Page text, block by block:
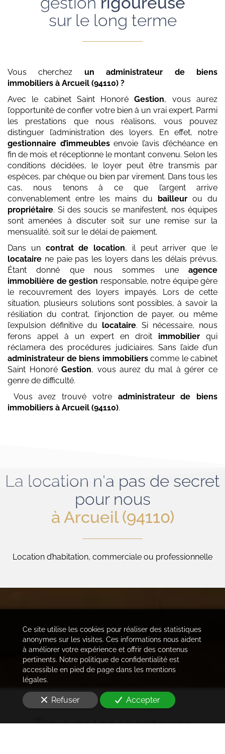
sur le long terme
Vous cherchez un administrateur de biens
immobiliers à Arcueil (94110) ?
Avec le cabinet Saint HonoréGestion, vous aurez
l’opportunité de confier votre bien à un vrai expert. Parmi
les prestations que nous réalisons, vous pouvez
distinguer l’administration des loyers. En effet, notre
gestionnaire d’immeublesenvoie l’avis d’échéance en
fin de mois et réceptionne le montant convenu. Selon les
conditions décidées, le loyer peut être transmis par
espèces, par chèque ou bien par virement. Dans tous les
cas, nous tenons à ce que l’argent arrive
convenablement entre les mains du bailleurou du
propriétaire. Si des soucis se manifestent, nos équipes
sont amenées à discuter soit sur une remise sur la
mensualité, soit sur le délai de paiement.
Dans un contrat de location, il peut arriver que le
locataire ne paie pas les loyers dans les délais prévus.
Étant donné que nous sommes une agence
immobilière de gestion responsable, notre équipe gère
le recouvrement des loyers impayés. Lors de cette
situation, plusieurs solutions sont possibles, à savoir la
résiliation du contrat, l’injonction de payer, ou même
l’expulsion définitive du locataire. Si nécessaire, nous
ferons appel à un expert en droit immobilier qui
réclamera des procédures judiciaires. Sans l’aide d’un
administrateur de biens immobilierscomme le cabinet
Saint HonoréGestion, vous aurez du mal à gérer ce
genre de difficulté.
Vous avez trouvé votre administrateur de biens
immobiliers à Arcueil (94110).
La location n'a pas de secret
pour nous
à Arcueil (94110)
Location d’habitation, commerciale ou professionnelle
Trouver les locataires
Ce site utilise les cookies pour réaliser des statistiques
anonymes sur les visites. Ces informations nous aident
à améliorer votre expérience et offrir des contenus
pertinents. Notre politique de confidentialité est
accessible en pied de page dans les mentions
légales.
Refuser Accepter